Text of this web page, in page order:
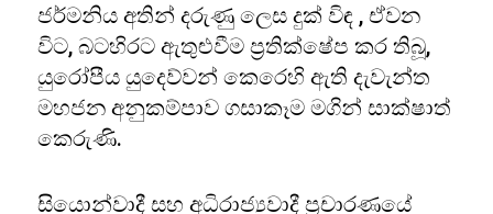
ජර්මනිය අතින් දරුණු ලෙස දුක් විඳ , ඒවන
විට, බටහිරට ඇතුළුවීම ප්‍රතික්ෂේප කර තිබූ,
යුරෝපීය යුදෙව්වන් කෙරෙහි ඇති දැවැන්ත
මහජන අනුකම්පාව ගසාකෑම මගින් සාක්ෂාත්
කෙරුණි.
සියොන්වාදී සහ අධිරාජ්‍යවාදී ප්‍රචාරණයේ